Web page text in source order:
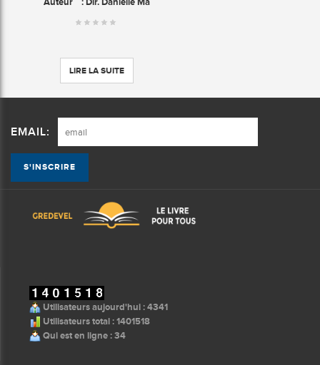
LIRE LA SUITE
EMAIL:
Utilisateurs aujourd'hui : 4341
Utilisateurs total : 1401518
Qui est en ligne : 34